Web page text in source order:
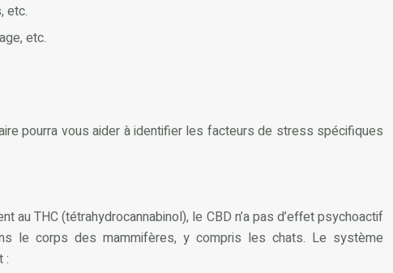
etc.
etc.
pourra vous aider à identifier les facteurs de stress spécifiques
THC (tétrahydrocannabinol), le CBD n’a pas d’effet psychoactif
le corps des mammifères, y compris les chats. Le système
: